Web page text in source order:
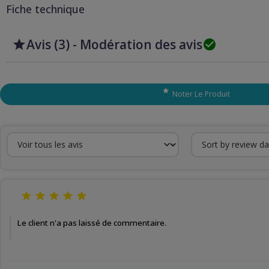
Fiche technique
Avis (3) - Modération des avis
 Noter Le Produit
    
Le client n'a pas laissé de commentaire.